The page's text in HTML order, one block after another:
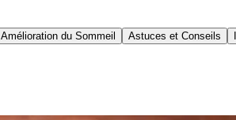
Amélioration du Sommeil Astuces et Conseils